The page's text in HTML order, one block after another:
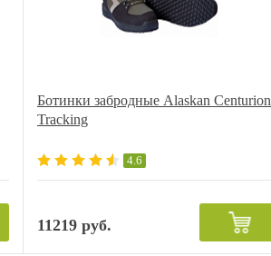
Ботинки забродные Alaskan Centurion
Tracking
4.6
11219 руб.